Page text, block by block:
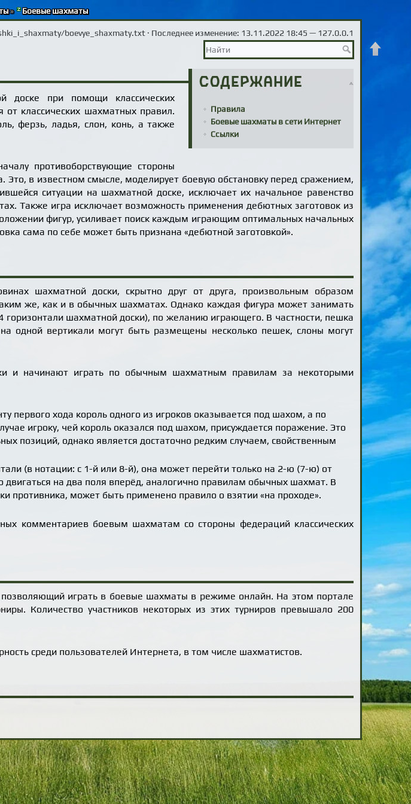
» Боевые шахматы
boevye_shaxmaty.txt· Последнее изменение: 13.11.2022 18:45 — 127.0.0.1
Содержание
Правила
Боевые шахматы в сети Интернет
Ссылки
доске при помощи классических
классических шахматных правил.
ферзь, ладья, слон, конь, а также
противоборствующие стороны
в известном смысле, моделирует боевую обстановку перед сражением,
ситуации на шахматной доске, исключает их начальное равенство
Также игра исключает возможность применения дебютных заготовок из
фигур, усиливает поиск каждым играющим оптимальных начальных
сама по себе может быть признана «дебютной заготовкой».
шахматной доски, скрытно друг от друга, произвольным образом
же, как и в обычных шахматах. Однако каждая фигура может занимать
шахматной доски), по желанию играющего. В частности, пешка
одной вертикали могут быть размещены несколько пешек, слоны могут
и начинают играть по обычным шахматным правилам за некоторыми
первого хода король одного из игроков оказывается под шахом, а по
игроку, чей король оказался под шахом, присуждается поражение. Это
позиций, однако является достаточно редким случаем, свойственным
(в нотации: с 1-й или 8-й), она может перейти только на 2-ю (7-ю) от
двигаться на два поля вперёд, аналогично правилам обычных шахмат. В
противника, может быть применено правило о взятии «на проходе».
комментариев боевым шахматам со стороны федераций классических
играть в боевые шахматы в режиме онлайн. На этом портале
Количество участников некоторых из этих турниров превышало 200
среди пользователей Интернета, в том числе шахматистов.
Наверх